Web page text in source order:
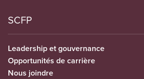
SCFP
Leadership et gouvernance
Opportunités de carrière
Nous joindre